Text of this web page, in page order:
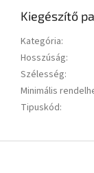
Kiegészítő
Kategória:
Hosszúság:
Szélesség:
Minimális
Tipuskód: